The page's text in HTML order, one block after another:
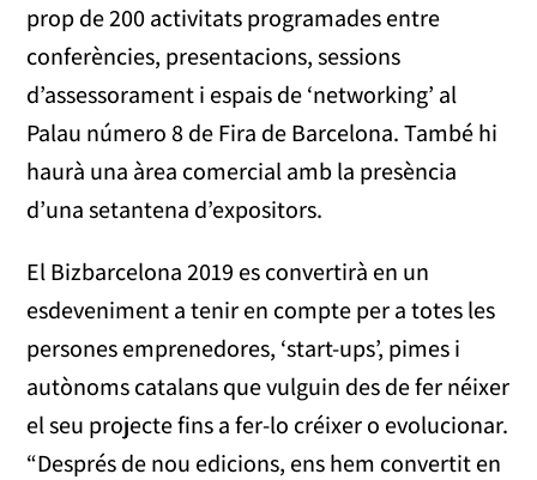
prop de 200 activitats programades entre
conferències, presentacions, sessions
d’assessorament i espais de ‘networking’ al
Palau número 8 de Fira de Barcelona. També hi
haurà una àrea comercial amb la presència
d’una setantena d’expositors.
El Bizbarcelona 2019 es convertirà en un
esdeveniment a tenir en compte per a totes les
persones emprenedores, ‘start-ups’, pimes i
autònoms catalans que vulguin des de fer néixer
el seu projecte fins a fer-lo créixer o evolucionar.
“Després de nou edicions, ens hem convertit en